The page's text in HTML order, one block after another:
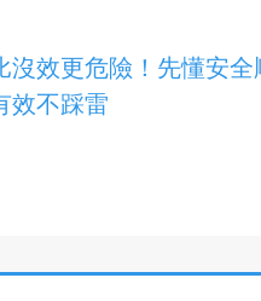
沒效更危險！先懂安全
效不踩雷